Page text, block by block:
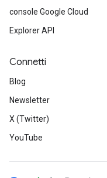
console Google Cloud
Explorer API
Connetti
Blog
Newsletter
X (Twitter)
YouTube